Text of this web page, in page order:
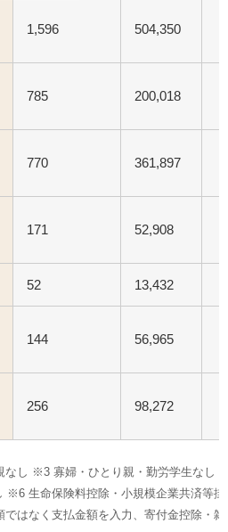
1,596 504,350
785 200,018
770 361,897
171 52,908
52 13,432
144 56,965
256 98,272
し ※3 寡婦・ひとり親・勤労学生なし
生命保険料控除・小規模企業共済等
はなく支払金額を入力、寄付金控除・